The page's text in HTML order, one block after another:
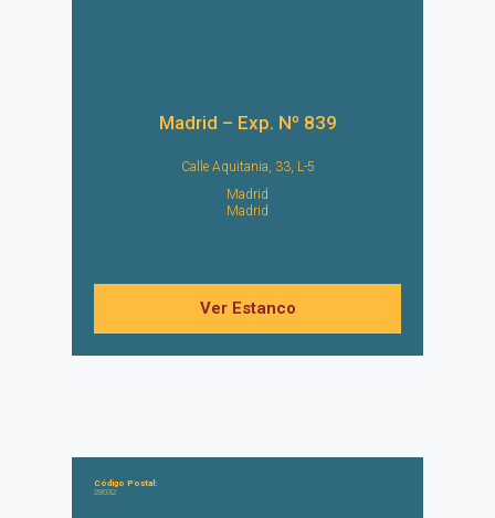
Madrid – Exp. Nº 839
Calle Aquitania, 33, L-5
Madrid
Madrid
Ver Estanco
Código Postal:
28032